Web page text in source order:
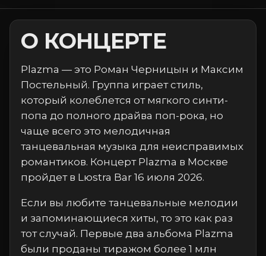
О КОНЦЕРТЕ
Plazma — это Роман Черницын и Максим
Постельный. Группа играет стиль,
который колеблется от мягкого синти-
попа до полного драйва поп-рока, но
чаще всего это мелодичная
танцевальная музыка для неисправимых
романтиков. Концерт Plazma в Москве
пройдет в Lюstra Bar 16 июля 2026.
Если вы любите танцевальные мелодии
и запоминающиеся хиты, то это как раз
тот случай. Первые два альбома Plazma
были проданы тиражом более 1 млн